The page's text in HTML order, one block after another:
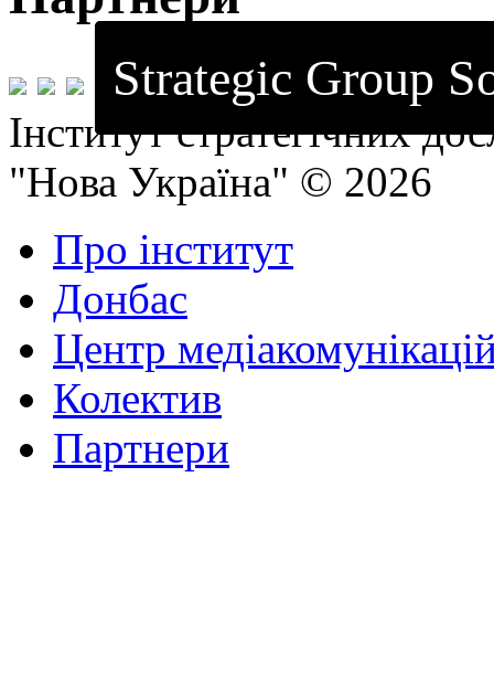
Strategic Group
Інститут стратегічних
"Нова Україна" © 2026
Про інститут
Донбас
Центр
Колектив
Партнери